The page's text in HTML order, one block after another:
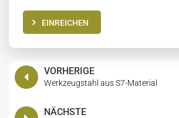
EINREICHEN
VORHERIGE
Werkzeugstahl aus S7-Material
NÄCHSTE